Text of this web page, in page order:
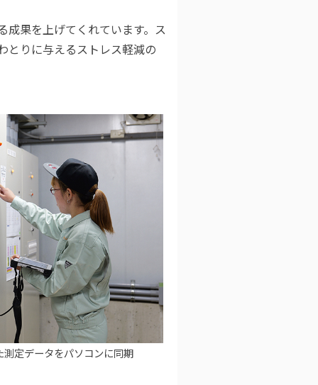
成果を上げてくれています。ス
とりに与えるストレス軽減の
定データをパソコンに同期